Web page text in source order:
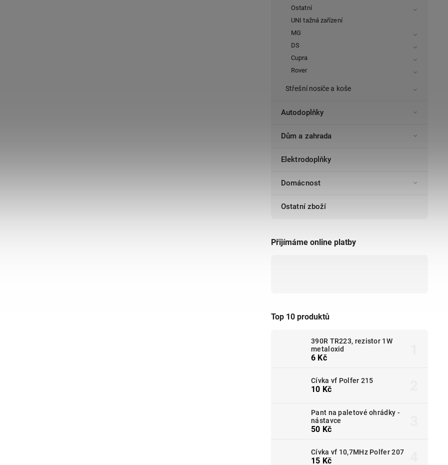
Ostatní
UNI tažná zařízení
MG
DS
Cupra
Rover
Střešní nosiče a koše
Autodoplňky
Dům a zahrada
Elektrodoplňky
Domácnost
Ostatní zboží
Přijímáme online platby
Top 10 produktů
390R TR223, rezistor 1W
metaloxid
6 Kč
Cívka vf Polfer 215
10 Kč
Pant na paletové ohrádky -
nástavce
50 Kč
Cívka vf 10,7MHz Polfer 207
15 Kč